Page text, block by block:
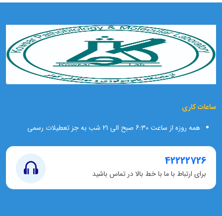
ساعات کاری
همه روزه از ساعت 6:30 صبح الی 21 شب به جز تعطیلات رسمی
42222726
برای ارتباط با ما با خط بالا در تماس باشید